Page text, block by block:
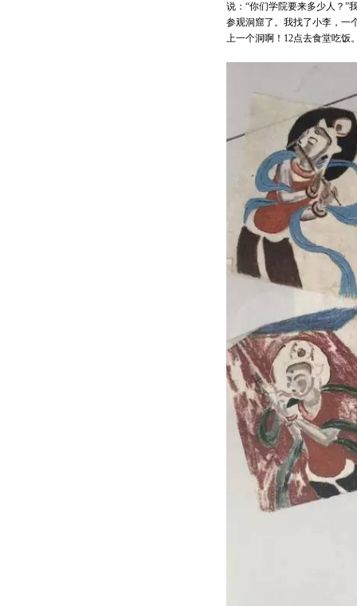
说：“你们学院要来多少人？”
参观洞窟了。我找了小李，一
上一个洞啊！12点去食堂吃饭